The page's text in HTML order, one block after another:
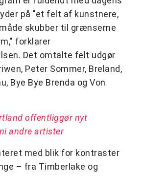
på "et felt af kunstnere,
skubber til grænserne
forklarer
Det omtalte felt udgør
Peter Sommer, Breland,
Bye Bye Brenda og Von
offentliggør nyt
andre artister
med blik for kontraster
– fra Timberlake og